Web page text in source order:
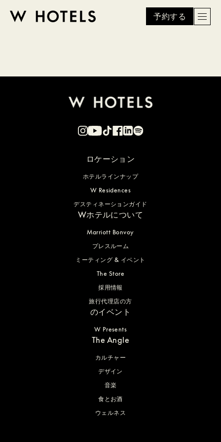
予約する
ロケーション
ホテルラインナップ
W Residences
デスティネーションガイド
Wホテルについて
Marriott Bonvoy
プレスルーム
ミーティング & イベント
The Store
採用情報
旅行代理店の方
のイベント
W Presents
The Angle
カルチャー
デザイン
音楽
食とお酒
ウェルネス